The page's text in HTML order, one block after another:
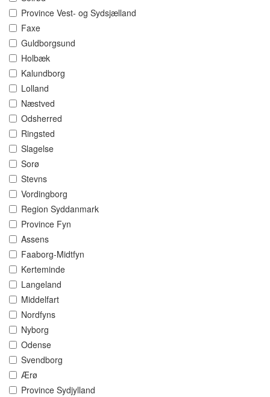
Province Vest- og Sydsjælland
Faxe
Guldborgsund
Holbæk
Kalundborg
Lolland
Næstved
Odsherred
Ringsted
Slagelse
Sorø
Stevns
Vordingborg
Region Syddanmark
Province Fyn
Assens
Faaborg-Midtfyn
Kerteminde
Langeland
Middelfart
Nordfyns
Nyborg
Odense
Svendborg
Ærø
Province Sydjylland